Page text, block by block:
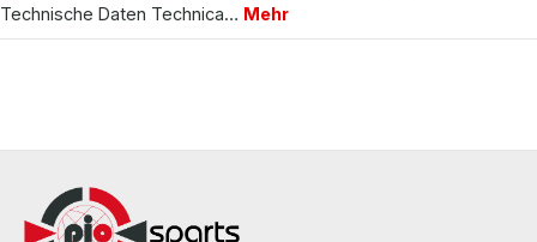
Technische Daten Technica… Mehr